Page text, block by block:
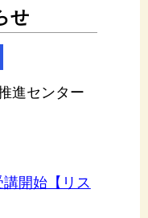
せ
進センター
開始【リス